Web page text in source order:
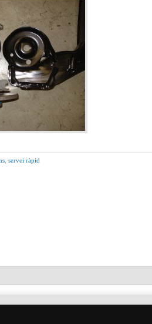
servei ràpid